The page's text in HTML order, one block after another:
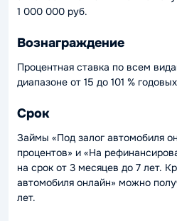
1 000 000 руб.
Вознаграждение
Процентная ставка по всем
диапазоне от 15 до 101 %
Срок
Займы «Под залог автомобиля
процентов» и «На
на срок от 3 месяцев до 7 лет.
автомобиля онлайн» можно
лет.